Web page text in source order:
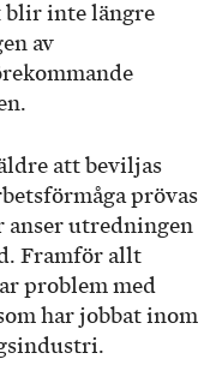
blir inte längre
av
att beviljas
prövas
anser utredningen
Framför allt
problem med
har jobbat inom